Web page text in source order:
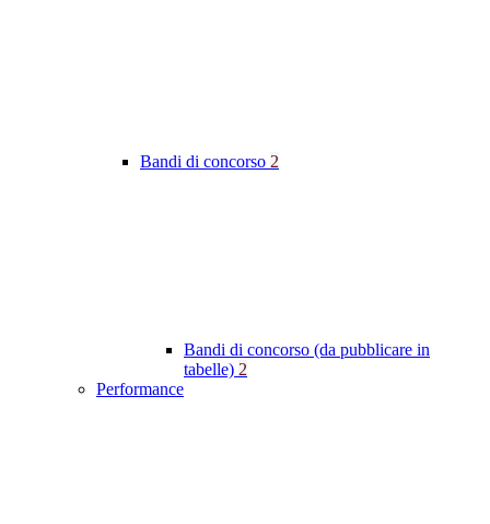
Bandi di concorso 2
Bandi di concorso (da pubblicare in
tabelle) 2
Performance